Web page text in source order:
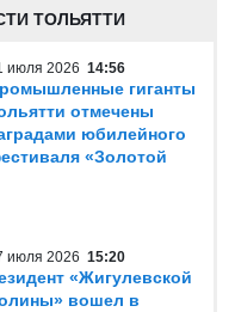
ТОЛЬЯТТИ
июля 2026 14:56
гиганты
отмечены
юбилейного
«Золотой
июля 2026 15:20
«Жигулевской
вошел в